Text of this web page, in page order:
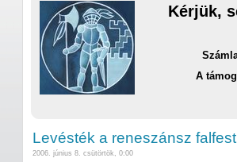
Kérjük,
A
Levésték a reneszánsz
2006. június 8. csütörtök, 0:00